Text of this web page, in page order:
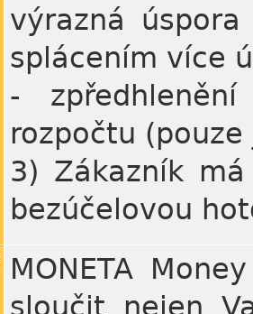
výrazná
splácením více
-
rozpočtu
3) Zákazník
bezúčelovou
MONETA
sloučit nejen